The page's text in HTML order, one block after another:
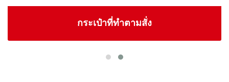
กระเป๋าที่ทำตามสั่ง